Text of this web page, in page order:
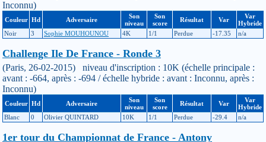
Inconnu)
Couleur Hd Adversaire
Son
niveau
Son
score
Résultat Var
Var
Hybride
Noir
3 Sophie MOUHOUNOU 4K 1/1 Perdue -17.35 n/a
Challenge Ile De France - Ronde 3
(Paris, 26-02-2015) niveau d'inscription : 10K (échelle principale :
avant : -664, après : -694 / échelle hybride : avant : Inconnu, après :
Inconnu)
Couleur Hd Adversaire
Son
niveau
Son
score
Résultat Var
Var
Hybride
Blanc
0 Olivier QUINTARD 10K 1/1 Perdue -29.4 n/a
1er tour du Championnat de France - Antony